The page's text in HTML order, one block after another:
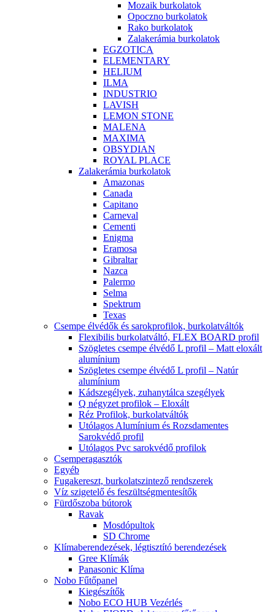
Mozaik burkolatok
Opoczno burkolatok
Rako burkolatok
Zalakerámia burkolatok
EGZOTICA
ELEMENTARY
HELIUM
ILMA
INDUSTRIO
LAVISH
LEMON STONE
MALENA
MAXIMA
OBSYDIAN
ROYAL PLACE
Zalakerámia burkolatok
Amazonas
Canada
Capitano
Carneval
Cementi
Enigma
Eramosa
Gibraltar
Nazca
Palermo
Selma
Spektrum
Texas
Csempe élvédők és sarokprofilok, burkolatváltók
Flexibilis burkolatváltó, FLEX BOARD profil
Szögletes csempe élvédő L profil – Matt eloxált
alumínium
Szögletes csempe élvédő L profil – Natúr
alumínium
Kádszegélyek, zuhanytálca szegélyek
Q négyzet profilok – Eloxált
Réz Profilok, burkolatváltók
Utólagos Alumínium és Rozsdamentes
Sarokvédő profil
Utólagos Pvc sarokvédő profilok
Csemperagasztók
Egyéb
Fugakereszt, burkolatszintező rendszerek
Víz szigetelő és feszültségmentesítők
Fürdőszoba bútorok
Ravak
Mosdópultok
SD Chrome
Klímaberendezések, légtisztító berendezések
Gree Klímák
Panasonic Klíma
Nobo Fűtőpanel
Kiegészítők
Nobo ECO HUB Vezérlés